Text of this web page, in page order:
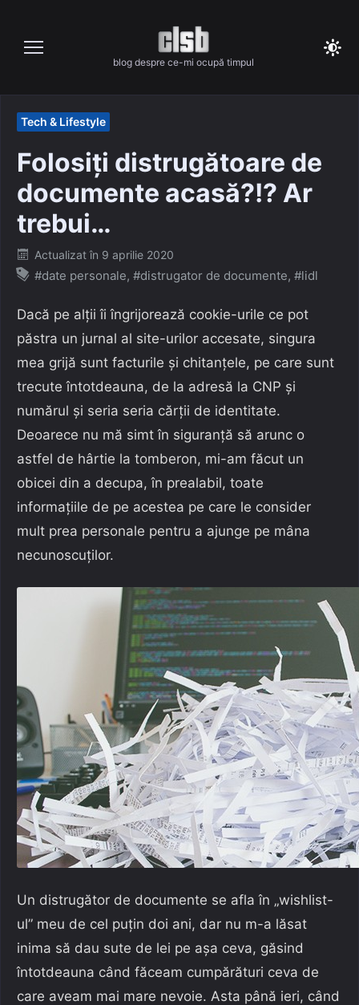
content
blog despre ce-mi ocupă timpul
Tech & Lifestyle
Folosiți distrugătoare de
documente acasă?!? Ar
trebui…
Posted
on
Actualizat în 9 aprilie 2020
#date personale, #distrugator de documente, #lidl
Dacă pe alții îi îngrijorează cookie-urile ce pot
păstra un jurnal al site-urilor accesate, singura
mea grijă sunt facturile și chitanțele, pe care sunt
trecute întotdeauna, de la adresă la CNP și
numărul și seria seria cărții de identitate.
Deoarece nu mă simt în siguranță să arunc o
astfel de hârtie la tomberon, mi-am făcut un
obicei din a decupa, în prealabil, toate
informațiile de pe acestea pe care le consider
mult prea personale pentru a ajunge pe mâna
necunoscuților.
Un distrugător de documente se afla în „wishlist-
ul” meu de cel puțin doi ani, dar nu m-a lăsat
inima să dau sute de lei pe așa ceva, găsind
întotdeauna când făceam cumpărături ceva de
care aveam mai mare nevoie. Asta până ieri, când